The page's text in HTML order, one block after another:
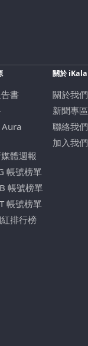
書
體週報
帳號榜單
帳號榜單
帳號榜單
排行榜
關於 iKala
關於我們
新聞專區
聯絡我們
加入我們